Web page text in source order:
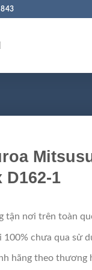
D162-1
tận nơi trên toàn
100% chưa qua sử
hãng theo thương